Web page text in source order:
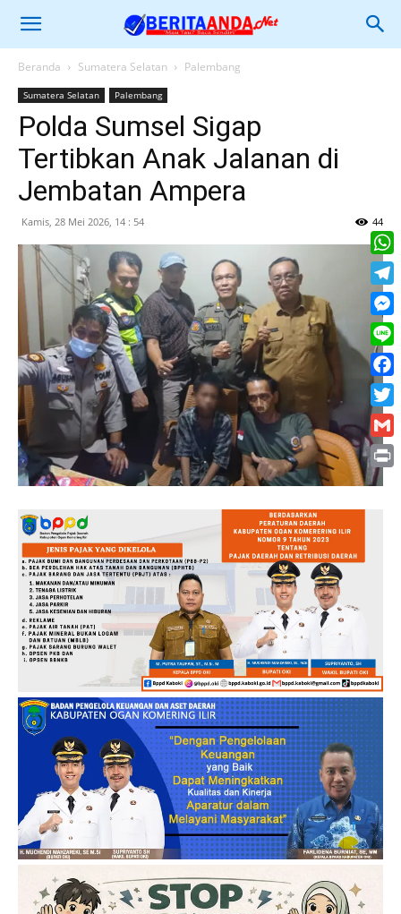
Beranda Sumatera Selatan Palembang
Sumatera Selatan Palembang
Polda Sumsel Sigap
Tertibkan Anak Jalanan di
Jembatan Ampera
Kamis, 28 Mei 2026, 14 : 54 44
Line
Print